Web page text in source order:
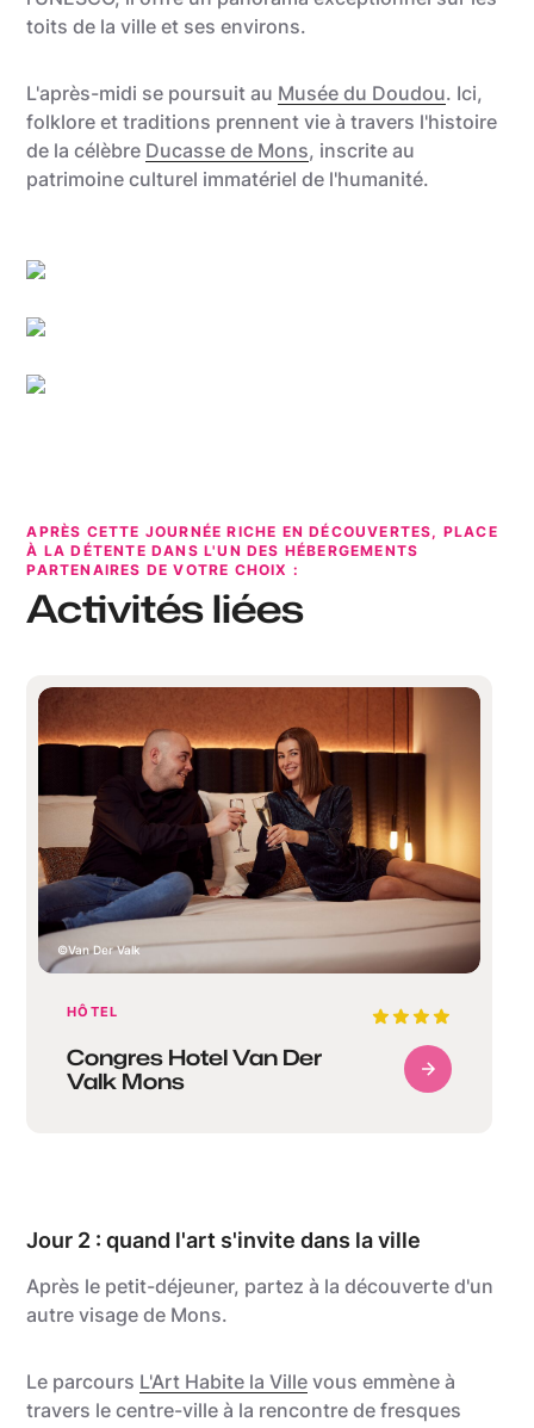
toits de la ville et ses environs.
L'après-midi se poursuit au Musée du Doudou. Ici,
folklore et traditions prennent vie à travers l'histoire
de la célèbre Ducasse de Mons, inscrite au
patrimoine culturel immatériel de l'humanité.
APRÈS CETTE JOURNÉE RICHE EN DÉCOUVERTES, PLACE
À LA DÉTENTE DANS L'UN DES HÉBERGEMENTS
PARTENAIRES DE VOTRE CHOIX :
Activités liées
Van Der Valk
HÔTEL
Congres Hotel Van Der
Valk Mons
Jour 2 : quand l'art s'invite dans la ville
Après le petit-déjeuner, partez à la découverte d'un
autre visage de Mons.
Le parcours L'Art Habite la Ville vous emmène à
travers le centre-ville à la rencontre de fresques